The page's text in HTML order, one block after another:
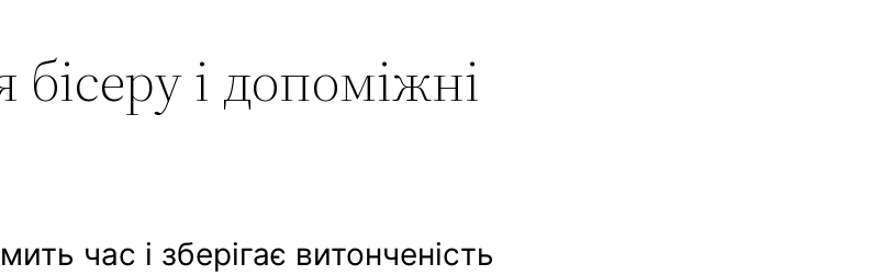
і допоміжні
час і зберігає витонченість